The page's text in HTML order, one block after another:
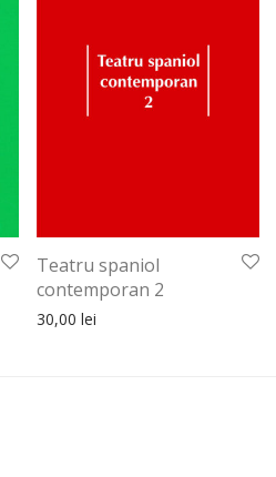
Teatru spaniol
contemporan 2
30,00 lei